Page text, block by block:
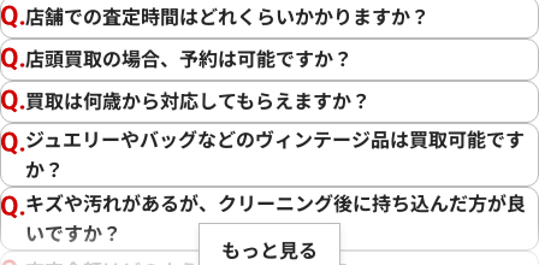
店舗での査定時間はどれくらいかかりますか？
店頭買取の場合、予約は可能ですか？
買取は何歳から対応してもらえますか？
ジュエリーやバッグなどのヴィンテージ品は買取可能です
か？
キズや汚れがあるが、クリーニング後に持ち込んだ方が良
いですか？
もっと見る